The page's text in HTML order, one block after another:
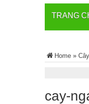
TRANG
Home »
cay-